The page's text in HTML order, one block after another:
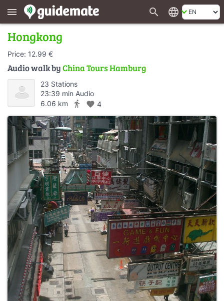
menu search language
Hongkong
Price: 12.99 €
Audio walk byChina Tours Hamburg
23 Stations
23:39 min Audio
6.06 km
directions_walk favorite 4